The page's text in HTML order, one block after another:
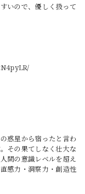
いので、優しく扱って
惑星から宿ったと言わ
その果てしなく壮大な
間の意識レベルを超え
感力・洞察力・創造性